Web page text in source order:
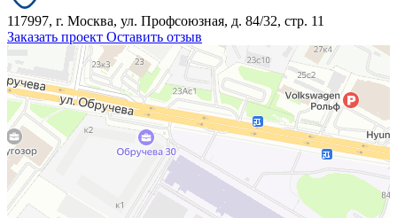
117997, г. Москва, ул. Профсоюзная, д. 84/32, стр. 11
Заказать проект Оставить отзыв